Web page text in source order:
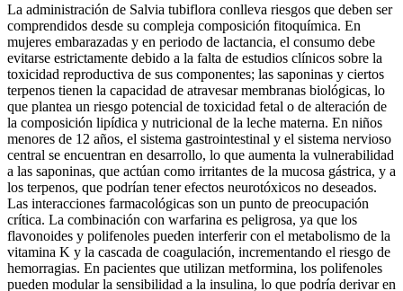
La administración de Salvia tubiflora conlleva riesgos que deben ser
comprendidos desde su compleja composición fitoquímica. En
mujeres embarazadas y en periodo de lactancia, el consumo debe
evitarse estrictamente debido a la falta de estudios clínicos sobre la
toxicidad reproductiva de sus componentes; las saponinas y ciertos
terpenos tienen la capacidad de atravesar membranas biológicas, lo
que plantea un riesgo potencial de toxicidad fetal o de alteración de
la composición lipídica y nutricional de la leche materna. En niños
menores de 12 años, el sistema gastrointestinal y el sistema nervioso
central se encuentran en desarrollo, lo que aumenta la vulnerabilidad
a las saponinas, que actúan como irritantes de la mucosa gástrica, y a
los terpenos, que podrían tener efectos neurotóxicos no deseados.
Las interacciones farmacológicas son un punto de preocupación
crítica. La combinación con warfarina es peligrosa, ya que los
flavonoides y polifenoles pueden interferir con el metabolismo de la
vitamina K y la cascada de coagulación, incrementando el riesgo de
hemorragias. En pacientes que utilizan metformina, los polifenoles
pueden modular la sensibilidad a la insulina, lo que podría derivar en